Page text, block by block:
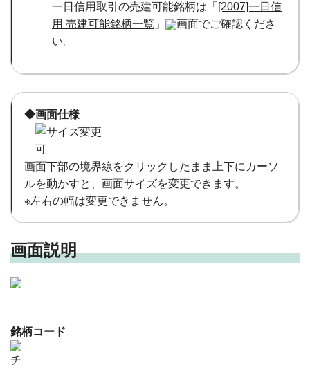
一日信用取引の売建可能銘柄は「 [2007]一日信
用 売建可能銘柄一覧 」
画面でご確認くださ
い。
◆画面仕様
画面下部の境界線をクリックしたまま上下にカーソ
ルを動かすと、画面サイズを変更できます。
※左右の幅は変更できません。
画面説明
銘柄コード